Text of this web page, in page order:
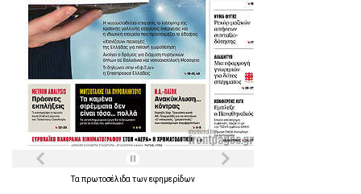
Τα πρωτοσέλιδα τωνεφημερίδων